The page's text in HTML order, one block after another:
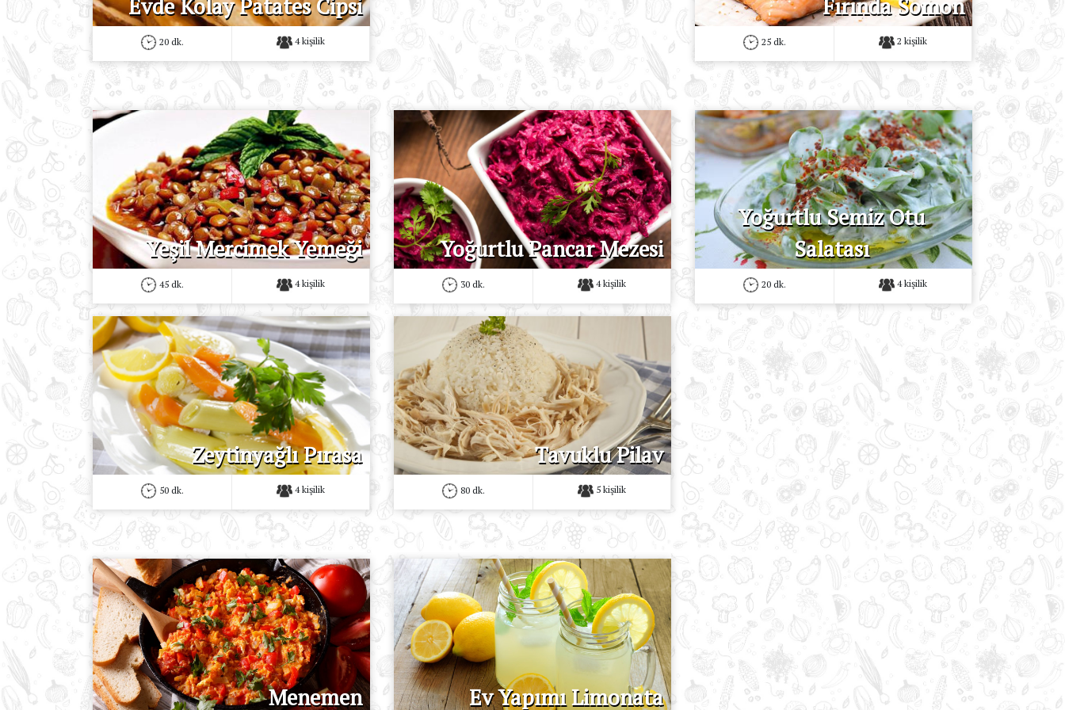
Evde Kolay Patates Cipsi
20 dk. 4 kişilik
Fırında Somon
25 dk. 2 kişilik
Yeşil Mercimek Yemeği
45 dk. 4 kişilik
Yoğurtlu Pancar Mezesi
30 dk. 4 kişilik
Yoğurtlu Semiz Otu
Salatası
20 dk. 4 kişilik
Zeytinyağlı Pırasa
50 dk. 4 kişilik
Tavuklu Pilav
80 dk. 5 kişilik
Menemen Ev Yapımı Limonata